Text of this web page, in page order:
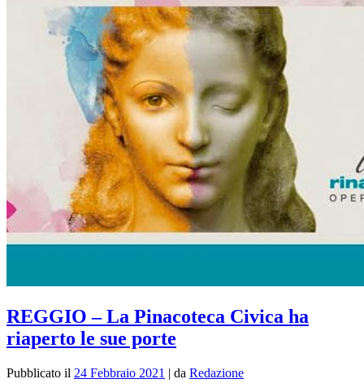
REGGIO – La Pinacoteca Civica ha
riaperto le sue porte
Pubblicato il 24 Febbraio 2021 | da Redazione